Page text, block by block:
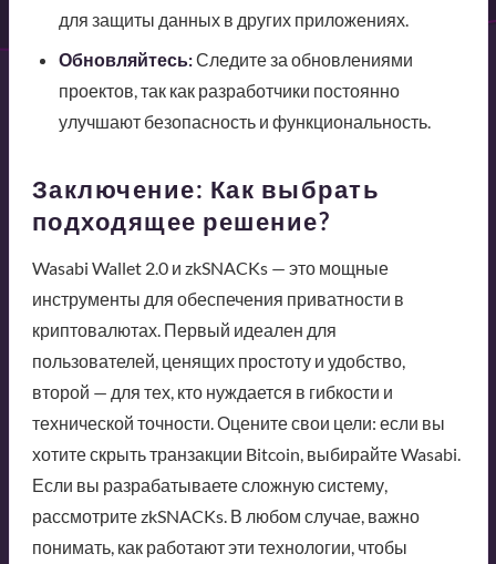
для защиты данных в других приложениях.
Обновляйтесь:Следите за обновлениями
проектов, так как разработчики постоянно
улучшают безопасность и функциональность.
Заключение: Как выбрать
подходящее решение?
Wasabi Wallet 2.0 и zkSNACKs — это мощные
инструменты для обеспечения приватности в
криптовалютах. Первый идеален для
пользователей, ценящих простоту и удобство,
второй — для тех, кто нуждается в гибкости и
технической точности. Оцените свои цели: если вы
хотите скрыть транзакции Bitcoin, выбирайте Wasabi.
Если вы разрабатываете сложную систему,
рассмотрите zkSNACKs. В любом случае, важно
понимать, как работают эти технологии, чтобы